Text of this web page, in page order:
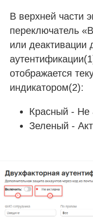
В верхней части
переключатель
или деактивации
отображается
индикатором(2):
Красный - Не
Зеленый -